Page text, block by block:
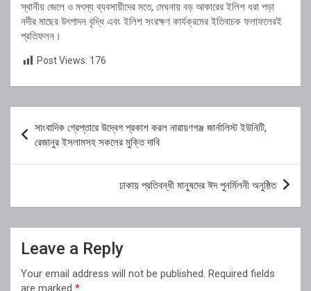
স্থানীয় জেলে ও মৎস্য ব্যবসায়ীদের মতে, মেঘনায় বড় আকারের ইলিশ ধরা পড়া
নদীর মাছের উৎপাদন বৃদ্ধি এবং ইলিশ সংরক্ষণ কার্যক্রমের ইতিবাচক ফলাফলেরই
প্রতিফলন।
Post Views: 176
navigation
সাংবাদিক গ্রেপ্তারে উদ্বেগ প্রকাশ করল নারায়ণগঞ্জ জার্নালিস্ট ইউনিটি,
রেজানুর ইসলামসহ সকলের মুক্তি দাবি
ঢাকায় প্রতিবন্ধী মানুষদের ঈদ পুনর্মিলনী অনুষ্ঠিত
Leave a Reply
Your email address will not be published. Required fields
are marked *